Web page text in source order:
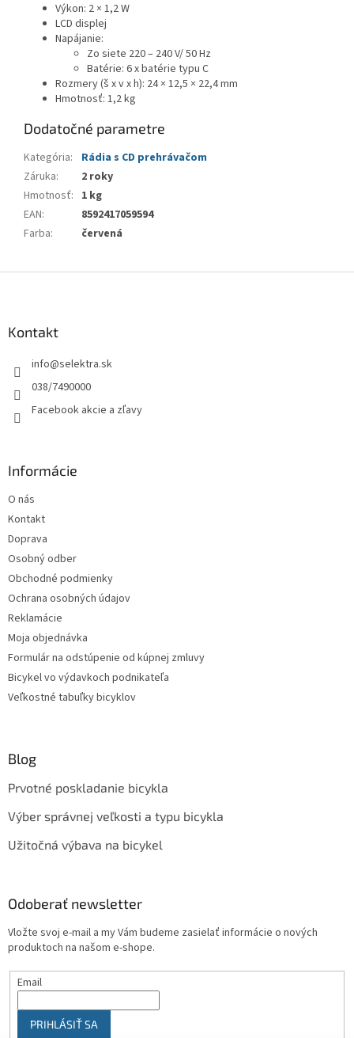
Výkon: 2 × 1,2 W
LCD displej
Napájanie:
Zo siete 220 – 240 V/ 50 Hz
Batérie: 6 x batérie typu C
Rozmery (š x v x h): 24 × 12,5 × 22,4 mm
Hmotnosť: 1,2 kg
Dodatočné parametre
Kategória:
Rádia s CD prehrávačom
Záruka:
2 roky
Hmotnosť: 1 kg
EAN:
8592417059594
Farba: červená
Kontakt
info@selektra.sk
038/7490000
Facebook akcie a zľavy
Informácie
O nás
Kontakt
Doprava
Osobný odber
Obchodné podmienky
Ochrana osobných údajov
Reklamácie
Moja objednávka
Formulár na odstúpenie od kúpnej zmluvy
Bicykel vo výdavkoch podnikateľa
Veľkostné tabuľky bicyklov
Blog
Prvotné poskladanie bicykla
Výber správnej veľkosti a typu bicykla
Užitočná výbava na bicykel
Odoberať newsletter
Vložte svoj e-mail a my Vám budeme zasielať informácie o nových
produktoch na našom e-shope.
Email
PRIHLÁSIŤ SA